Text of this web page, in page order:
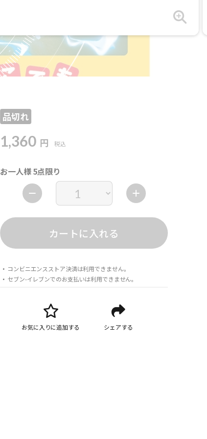
品切れ
1,360 円 税込
お一人様 5点限り
カートに入れる
コンビニエンスストア決済は利用できません。
セブン-イレブンでのお支払いは利用できません。
お気に入りに追加する シェアする